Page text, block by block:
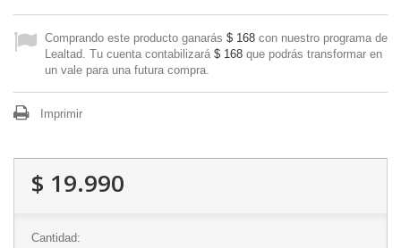
Comprando este producto ganarás $ 168 con nuestro programa de
Lealtad. Tu cuenta contabilizará $ 168 que podrás transformar en
un vale para una futura compra.
Imprimir
$ 19.990
Cantidad: